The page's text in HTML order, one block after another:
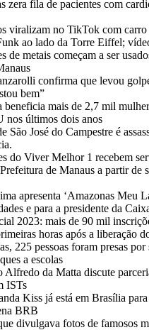
zera fila de pacientes com
viralizam no TikTok com carro
ao lado da Torre Eiffel;
de metais começam a ser
confirma que levou
bem”
beneficia mais de 2,7 mil
nos últimos dois anos
São José do Campestre é
do Viver Melhor 1 recebem
de Manaus a partir de
apresenta ‘Amazonas Meu
e para a presidente da
2023: mais de 90 mil
horas após a liberação
225 pessoas foram presas por
a escolas
Alfredo da Matta discute
ISTs
Kiss já está em Brasília
BRB
divulgava fotos de famosos